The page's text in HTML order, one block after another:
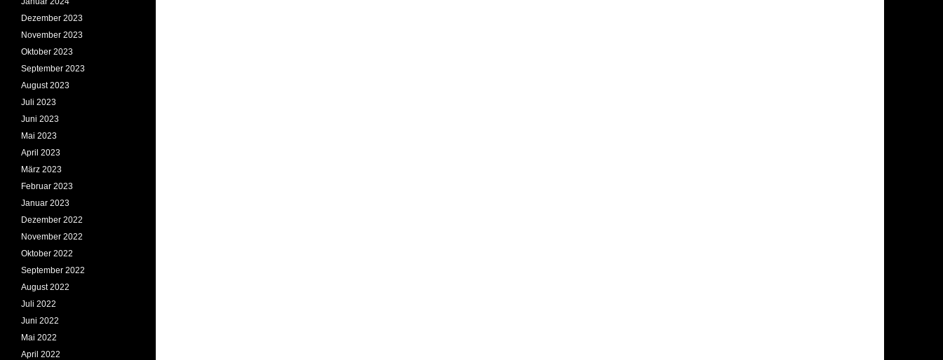
Dezember 2023
November 2023
Oktober 2023
September 2023
August 2023
Juli 2023
Juni 2023
Mai 2023
April 2023
März 2023
Februar 2023
Januar 2023
Dezember 2022
November 2022
Oktober 2022
September 2022
August 2022
Juli 2022
Juni 2022
Mai 2022
April 2022